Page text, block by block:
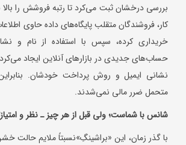
بررسی درخشان ثبت می‌کرد تا رتبه فروشش را بالا
کار، فروشندگان متقلب پایگاه‌های داده حاوی
خریداری کرده، سپس با استفاده از نام و
حساب‌های جدیدی در بازارهای آنلاین ایجاد
نشانی ایمیل و روش پرداخت خودشان.
متحمل ضرر مالی نمی‌شدند.
شانس با شماست؛ ولی قبل از هر چیز ـ نظر و
با گذر زمان، این «براشینگِ»نسبتاً ملایم حالت